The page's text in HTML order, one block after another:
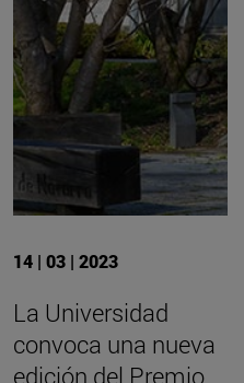
14 | 03 | 2023
La Universidad
convoca una nueva
edición del Premio